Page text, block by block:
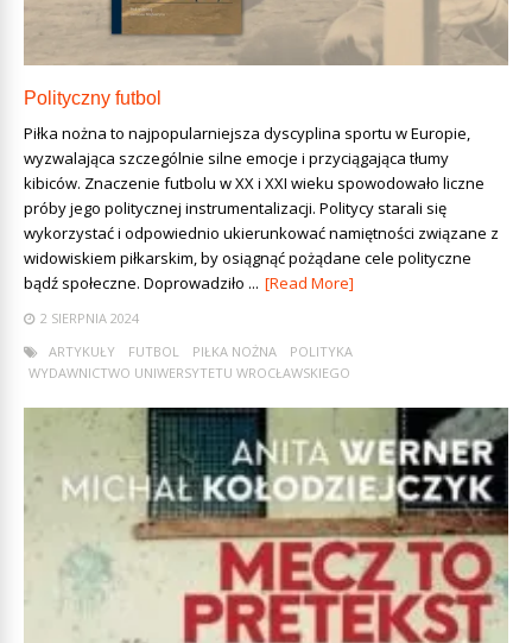
Polityczny futbol
Piłka nożna to najpopularniejsza dyscyplina sportu w Europie,
wyzwalająca szczególnie silne emocje i przyciągająca tłumy
kibiców. Znaczenie futbolu w XX i XXI wieku spowodowało liczne
próby jego politycznej instrumentalizacji. Politycy starali się
wykorzystać i odpowiednio ukierunkować namiętności związane z
widowiskiem piłkarskim, by osiągnąć pożądane cele polityczne
bądź społeczne. Doprowadziło ... [Read More]
2 SIERPNIA 2024
ARTYKUŁY
FUTBOL PIŁKA NOŻNA
POLITYKA
WYDAWNICTWO UNIWERSYTETU WROCŁAWSKIEGO